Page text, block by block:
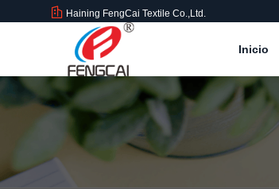
Haining FengCai Textile Co.,Ltd.
Inicio